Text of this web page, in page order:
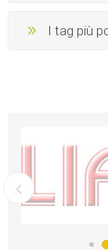
I tag più